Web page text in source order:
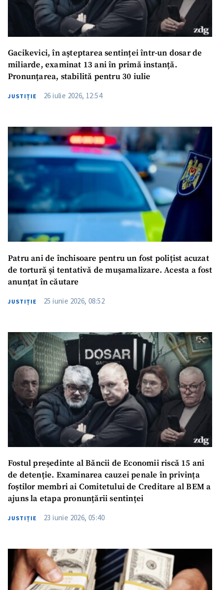
Gacikevici, în așteptarea sentinței într-un dosar de
miliarde, examinat 13 ani în primă instanță.
Pronunțarea, stabilită pentru 30 iulie
JUSTIȚIE 26 iulie 2026, 12:54
Patru ani de închisoare pentru un fost polițist acuzat
de tortură și tentativă de mușamalizare. Acesta a fost
anunțat în căutare
JUSTIȚIE 25 iunie 2026, 08:52
Fostul președinte al Băncii de Economii riscă 15 ani
de detenție. Examinarea cauzei penale în privința
foștilor membri ai Comitetului de Creditare al BEM a
ajuns la etapa pronunțării sentinței
JUSTIȚIE 23 iunie 2026, 05:40